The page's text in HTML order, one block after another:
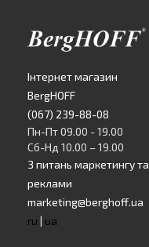
Інтернет магазин
BergHOFF
(067) 239-88-08
Пн-Пт 09.00 - 19.00
Сб-Нд 10.00 – 19.00
З питань маркетингу та
реклами
marketing@berghoff.ua
ru | ua